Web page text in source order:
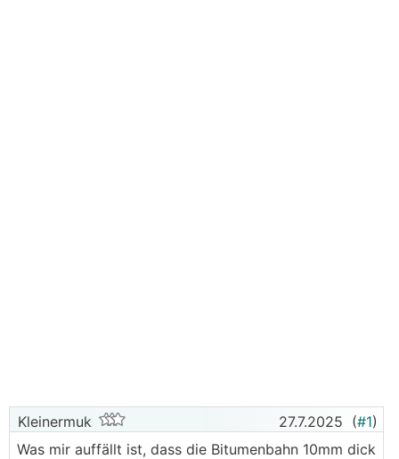
Kleinermuk 27.7.2025 (#1)
Was mir auffällt ist, dass die Bitumenbahn 10mm dick